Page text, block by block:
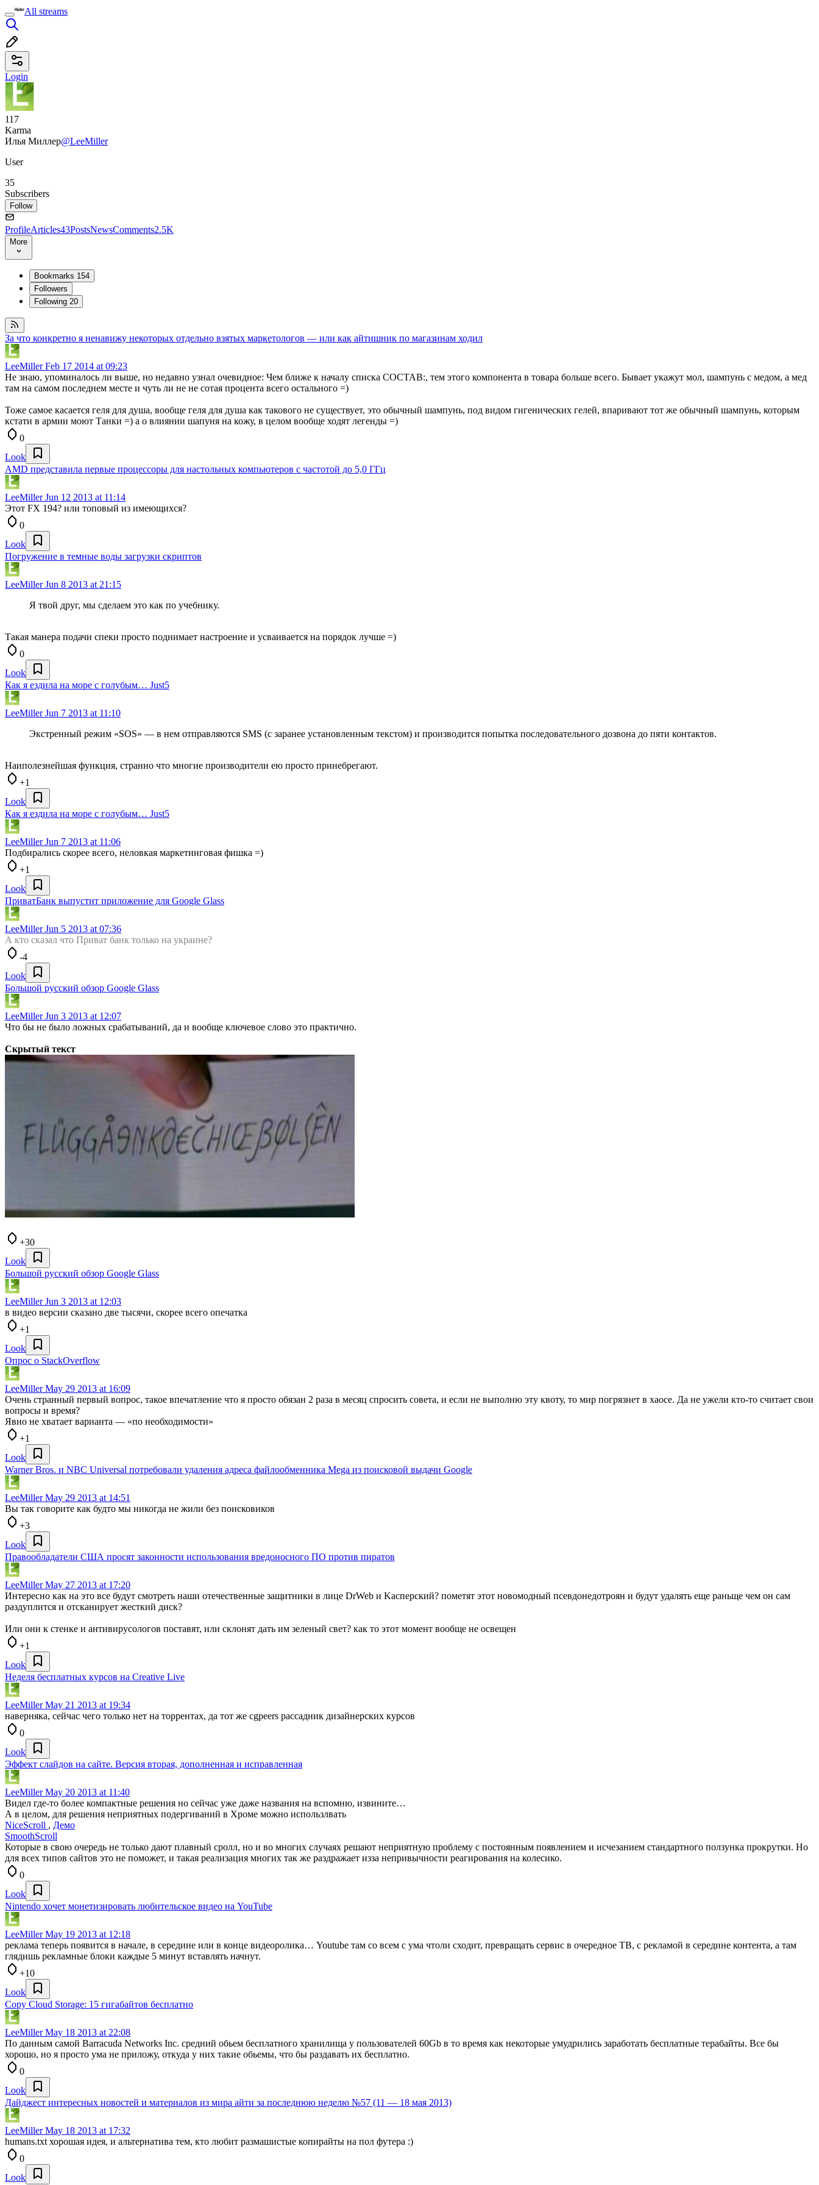
All streams
Login
117
Karma
Илья Миллер@LeeMiller
User
35
Subscribers
Follow
ProfileArticles43PostsNewsComments2.5K
More
Bookmarks 154
Followers
Following 20
За что конкретно я ненавижу некоторых отдельно взятых маркетологов — или как айтишник по магазинам ходил
LeeMillerFeb 17 2014 at 09:23
Не знаю, упоминалось ли выше, но недавно узнал очевидное: Чем ближе к началу списка СОСТАВ:, тем этого компонента в товара больше всего. Бывает укажут мол, шампунь с медом, а мед
там на самом последнем месте и чуть ли не не сотая процента всего остального =)
Тоже самое касается геля для душа, вообще геля для душа как такового не существует, это обычный шампунь, под видом гигенических гелей, впаривают тот же обычный шампунь, которым
кстати в армии моют Танки =) а о влиянии шапуня на кожу, в целом вообще ходят легенды =)
0
Look
AMD представила первые процессоры для настольных компьютеров с частотой до 5,0 ГГц
LeeMillerJun 12 2013 at 11:14
Этот FX 194? или топовый из имеющихся?
0
Look
Погружение в темные воды загрузки скриптов
LeeMillerJun 8 2013 at 21:15
Я твой друг, мы сделаем это как по учебнику.
Такая манера подачи спеки просто поднимает настроение и усваивается на порядок лучше =)
0
Look
Как я ездила на море с голубым… Just5
LeeMillerJun 7 2013 at 11:10
Экстренный режим «SOS» — в нем отправляются SMS (с заранее установленным текстом) и производится попытка последовательного дозвона до пяти контактов.
Наиполезнейшая функция, странно что многие производители ею просто принебрегают.
+1
Look
Как я ездила на море с голубым… Just5
LeeMillerJun 7 2013 at 11:06
Подбирались скорее всего, неловкая маркетинговая фишка =)
+1
Look
ПриватБанк выпустит приложение для Google Glass
LeeMillerJun 5 2013 at 07:36
А кто сказал что Приват банк только на украине?
-4
Look
Большой русский обзор Google Glass
LeeMillerJun 3 2013 at 12:07
Что бы не было ложных срабатываний, да и вообще ключевое слово это практично.
Скрытый текст
+30
Look
Большой русский обзор Google Glass
LeeMillerJun 3 2013 at 12:03
в видео версии сказано две тысячи, скорее всего опечатка
+1
Look
Опрос о StackOverflow
LeeMillerMay 29 2013 at 16:09
Очень странный первый вопрос, такое впечатление что я просто обязан 2 раза в месяц спросить совета, и если не выполню эту квоту, то мир погрязнет в хаосе. Да не ужели кто-то считает свои
вопросы и время?
Явно не хватает варианта — «по необходимости»
+1
Look
Warner Bros. и NBC Universal потребовали удаления адреса файлообменника Mega из поисковой выдачи Google
LeeMillerMay 29 2013 at 14:51
Вы так говорите как будто мы никогда не жили без поисковиков
+3
Look
Правообладатели США просят законности использования вредоносного ПО против пиратов
LeeMillerMay 27 2013 at 17:20
Интересно как на это все будут смотреть наши отечественные защитники в лице DrWeb и Kасперский? пометят этот новомодный псевдонедотроян и будут удалять еще раньще чем он сам
раздуплится и отсканирует жесткий диск?
Или они к стенке и антивирусологов поставят, или склонят дать им зеленый свет? как то этот момент вообще не освещен
+1
Look
Неделя бесплатных курсов на Сreative Live
LeeMillerMay 21 2013 at 19:34
наверняка, сейчас чего только нет на торрентах, да тот же cgpeers рассадник дизайнерских курсов
0
Look
Эффект слайдов на сайте. Версия вторая, дополненная и исправленная
LeeMillerMay 20 2013 at 11:40
Видел где-то более компактные решения но сейчас уже даже названия на вспомню, извините…
А в целом, для решения неприятных подергиваний в Хроме можно использлвать
NiceScroll , Демо
SmoothScroll
Которые в свою очередь не только дают плавный сролл, но и во многих случаях решают неприятную проблему с постоянным появлением и исчезанием стандартного ползунка прокрутки. Но
для всех типов сайтов это не поможет, и такая реализация многих так же раздражает изза непривычности реагирования на колесико.
0
Look
Nintendo хочет монетизировать любительское видео на YouTube
LeeMillerMay 19 2013 at 12:18
реклама теперь появится в начале, в середине или в конце видеоролика… Youtube там со всем с ума чтоли сходит, превращать сервис в очередное ТВ, с рекламой в середине контента, а там
глядишь рекламные блоки каждые 5 минут вставлять начнут.
+10
Look
Copy Cloud Storage: 15 гигабайтов бесплатно
LeeMillerMay 18 2013 at 22:08
По данным самой Barracuda Networks Inc. средний обьем бесплатного хранилища у пользователей 60Gb в то время как некоторые умудрились заработать бесплатные терабайты. Все бы
хорошо, но я просто ума не приложу, откуда у них такие обьемы, что бы раздавать их бесплатно.
0
Look
Дайджест интересных новостей и материалов из мира айти за последнюю неделю №57 (11 — 18 мая 2013)
LeeMillerMay 18 2013 at 17:32
humans.txt хорошая идея, и альтернатива тем, кто любит размашистые копирайты на пол футера :)
0
Look